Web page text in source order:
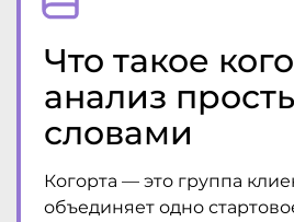
Что такое
анализ
словами
Когорта — это группа
объединяет одно